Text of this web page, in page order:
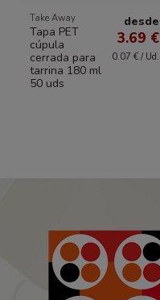
Take Away
Tapa PET
cúpula
cerrada para
tarrina 180 ml
50 uds
desde
3.69 €
0.07 € / Ud.